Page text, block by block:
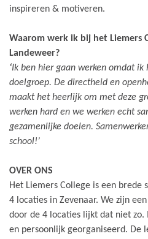
inspireren & motiveren.
Waarom werk ik bij het Liemers
Landeweer?
‘Ik ben hier gaan werken omdat ik
doelgroep. De directheid en
maakt het heerlijk om met deze
werken hard en we werken echt
gezamenlijke doelen.
school!’
OVER ONS
Het Liemers College is een brede
4 locaties in Zevenaar. We zijn
door de 4 locaties lijkt dat niet zo.
en persoonlijk georganiseerd. De